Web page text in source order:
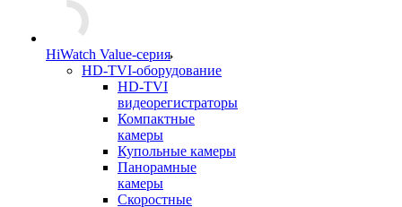
HiWatch Value-серия
HD-TVI-оборудование
HD-TVI
видеорегистраторы
Компактные
камеры
Купольные камеры
Панорамные
камеры
Скоростные